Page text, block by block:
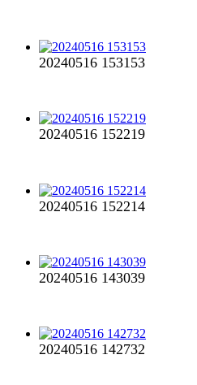
20240516 153153
20240516 152219
20240516 152214
20240516 143039
20240516 142732